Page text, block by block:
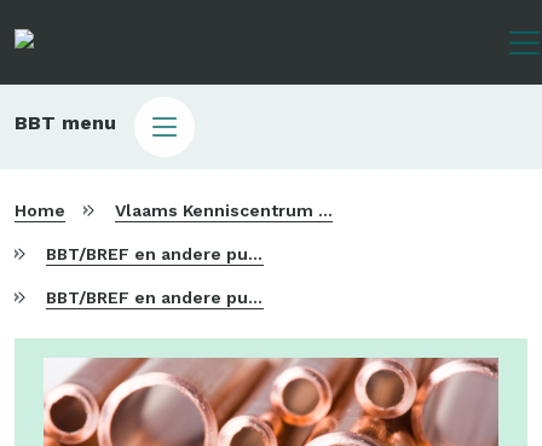
Main
BBT menu
Home Vlaams Kenniscentrum voor Beste Beschikbare Technieken
BBT/BREF en andere publicaties
BBT/BREF en andere publicaties